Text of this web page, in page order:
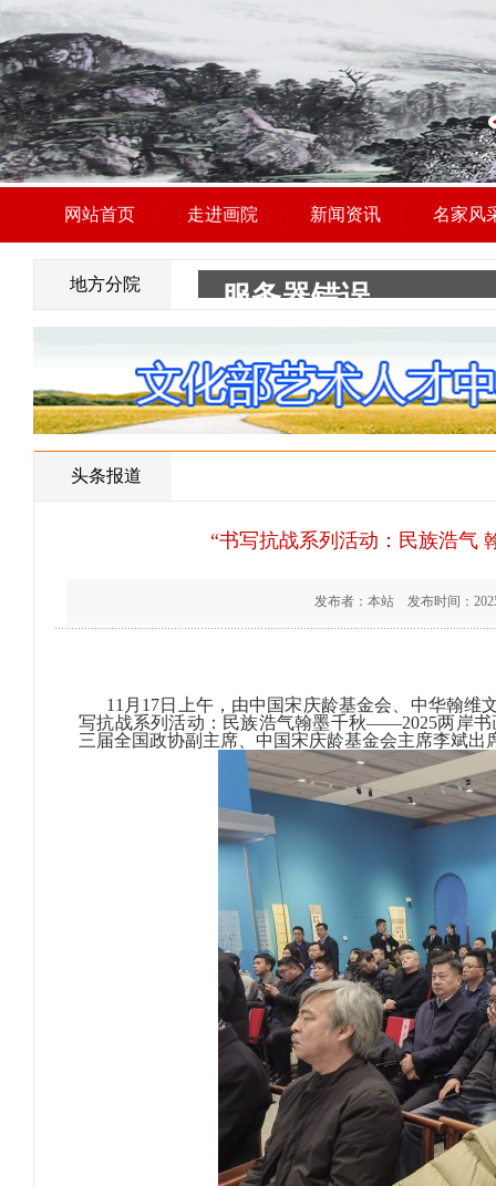
网站首页 走进画院 新闻资讯 名家风
地方分院
头条报道
“书写抗战系列活动：民族浩气
发布者：本站 发布时间：
11月17日上午，由中国宋庆龄基金会、中华翰维
写抗战系列活动：民族浩气翰墨千秋——2025两岸
三届全国政协副主席、中国宋庆龄基金会主席李斌出